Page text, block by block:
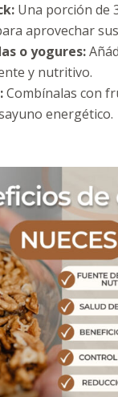
Una porción de
aprovechar
o yogures:
y nutritivo.
Combínalas con
energético.